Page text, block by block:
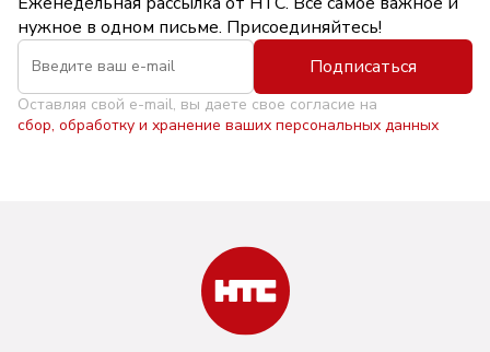
нужное в одном письме. Присоединяйтесь!
Подписаться
Оставляя свой e-mail, вы даете свое согласие на
сбор, обработку и хранение ваших персональных данных